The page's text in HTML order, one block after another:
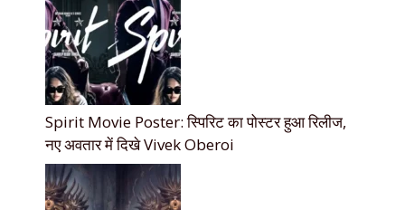
Spirit Movie Poster: स्पिरिट का पोस्टर हुआ रिलीज,
नए अवतार में दिखे Vivek Oberoi